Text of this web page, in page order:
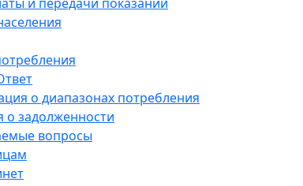
о диапазонах потребления
о задолженности
вопросы